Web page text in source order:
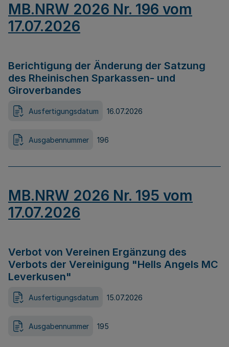
MB.NRW 2026 Nr. 196 vom
17.07.2026
Berichtigung der Änderung der Satzung
des Rheinischen Sparkassen- und
Giroverbandes
Ausfertigungsdatum 16.07.2026
Ausgabennummer 196
MB.NRW 2026 Nr. 195 vom
17.07.2026
Verbot von Vereinen Ergänzung des
Verbots der Vereinigung "Hells Angels MC
Leverkusen"
Ausfertigungsdatum 15.07.2026
Ausgabennummer 195